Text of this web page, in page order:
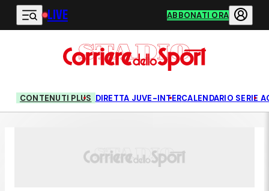
Vai al contenuto principale
LIVE ABBONATI ORA
CONTENUTI PLUS DIRETTA JUVE-INTERCALENDARIO SERIE A